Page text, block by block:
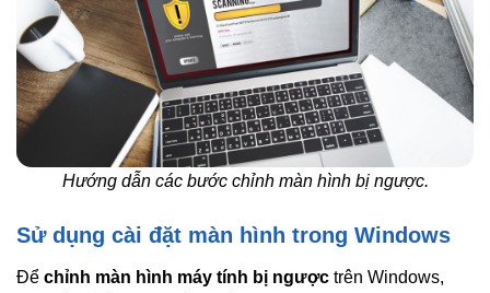
Hướng dẫn các bước chỉnh màn hình bị ngược.
Sử dụng cài đặt màn hình trong Windows
Để chỉnh màn hình máy tính bị ngược trên Windows,